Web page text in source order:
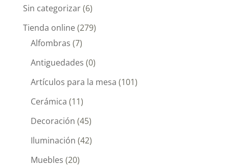
Sin categorizar(6)
Tienda online(279)
Alfombras (7)
Antiguedades (0)
Artículos para la mesa (101)
Cerámica (11)
Decoración (45)
Iluminación (42)
Muebles (20)